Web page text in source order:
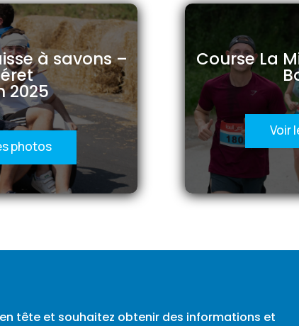
à savons –
2025
photos
Course La
Voir
tête et souhaitez obtenir des informations et